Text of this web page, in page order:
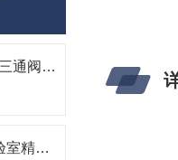
德国Schubert 7080 DN25三通阀性能特点与应用
ELMA 超声波清洗机：实验室精密清洗与样品前处理的进口优选方案